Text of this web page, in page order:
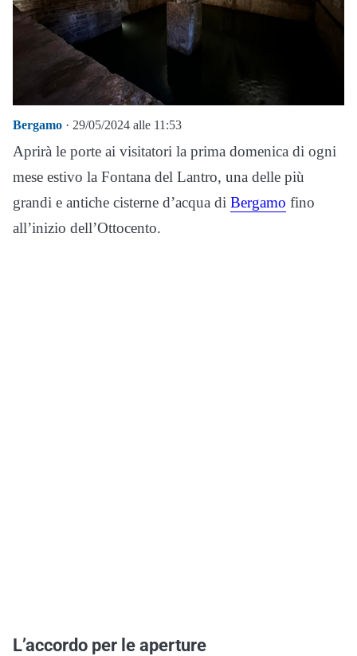
Bergamo · 29/05/2024 alle 11:53
Aprirà le porte ai visitatori la prima domenica di ogni
mese estivo la Fontana del Lantro, una delle più
grandi e antiche cisterne d’acqua di Bergamo fino
all’inizio dell’Ottocento.
L’accordo per le aperture